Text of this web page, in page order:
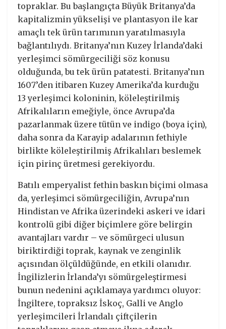
topraklar. Bu başlangıçta Büyük Britanya’da
kapitalizmin yükselişi ve plantasyon ile kar
amaçlı tek ürün tarımının yaratılmasıyla
bağlantılıydı. Britanya’nın Kuzey İrlanda’daki
yerleşimci sömürgeciliği söz konusu
olduğunda, bu tek ürün patatesti. Britanya’nın
1607’den itibaren Kuzey Amerika’da kurduğu
13 yerleşimci koloninin, köleleştirilmiş
Afrikalıların emeğiyle, önce Avrupa’da
pazarlanmak üzere tütün ve indigo (boya için),
daha sonra da Karayip adalarının fethiyle
birlikte köleleştirilmiş Afrikalıları beslemek
için pirinç üretmesi gerekiyordu.
Batılı emperyalist fethin baskın biçimi olmasa
da, yerleşimci sömürgeciliğin, Avrupa’nın
Hindistan ve Afrika üzerindeki askeri ve idari
kontrolü gibi diğer biçimlere göre belirgin
avantajları vardır – ve sömürgeci ulusun
biriktirdiği toprak, kaynak ve zenginlik
açısından ölçüldüğünde, en etkili olanıdır.
İngilizlerin İrlanda’yı sömürgeleştirmesi
bunun nedenini açıklamaya yardımcı oluyor:
İngiltere, topraksız İskoç, Galli ve Anglo
yerleşimcileri İrlandalı çiftçilerin